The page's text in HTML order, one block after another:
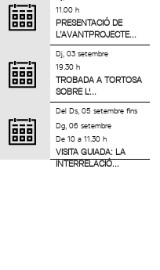
11.00 h
PRESENTACIÓ DE
L’AVANTPROJECTE...
Dj, 03 setembre
19.30 h
TROBADA A TORTOSA
SOBRE L'...
DelDs, 05 setembrefins
Dg, 06 setembre
De 10 a 11.30 h
VISITA GUIADA: LA
INTERRELACIÓ...